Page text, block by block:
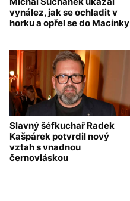
vynález, jak se ochladit v
horku a opřel se do Macinky
Slavný šéfkuchař Radek
Kašpárek potvrdil nový
vztah s vnadnou
černovláskou